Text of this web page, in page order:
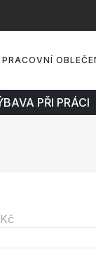
PRACOVNÍ
PŘI PRÁCI